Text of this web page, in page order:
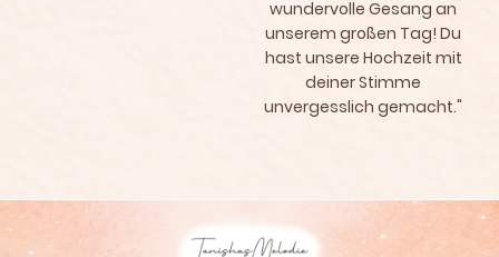
wundervolle Gesang an
unserem großen Tag! Du
hast unsere Hochzeit mit
deiner Stimme
unvergesslich gemacht."